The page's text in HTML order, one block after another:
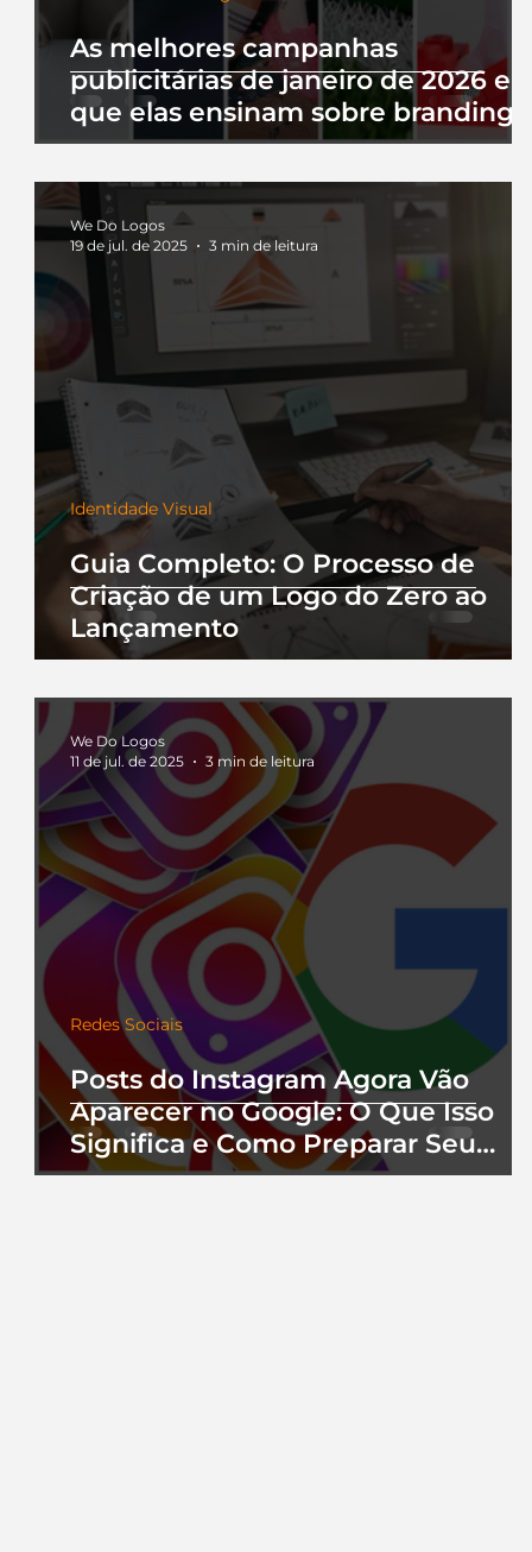
As melhores campanhas
publicitárias de janeiro de 2026 e
que elas ensinam sobre branding
Guia Completo: O Processo de
Criação de um Logo do Zero ao
Lançamento
Identidade Visual
We Do Logos
19 de jul. de 2025
3 min de leitura
Posts do Instagram Agora Vão
Aparecer no Google: O Que Isso
Significa e Como Preparar Seu
Perfil
Redes Sociais
We Do Logos
11 de jul. de 2025
3 min de leitura